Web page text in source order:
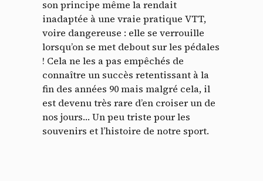
son principe même la rendait
inadaptée à une vraie pratique VTT,
voire dangereuse : elle se verrouille
lorsqu’on se met debout sur les pédales
! Cela ne les a pas empêchés de
connaître un succès retentissant à la
fin des années 90 mais malgré cela, il
est devenu très rare d’en croiser un de
nos jours… Un peu triste pour les
souvenirs et l’histoire de notre sport.